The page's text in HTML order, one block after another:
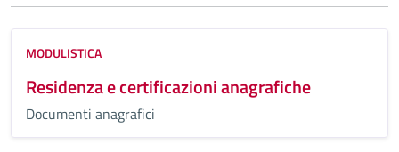
MODULISTICA
Residenza e certificazioni anagrafiche
Documenti anagrafici